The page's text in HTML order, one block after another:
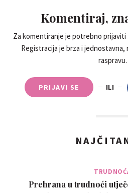
Komentiraj,
Za komentiranje je potrebno prijaviti
Registracija je brza i
raspravu.
PRIJAVI SE ILI
Prehrana u trudnoći